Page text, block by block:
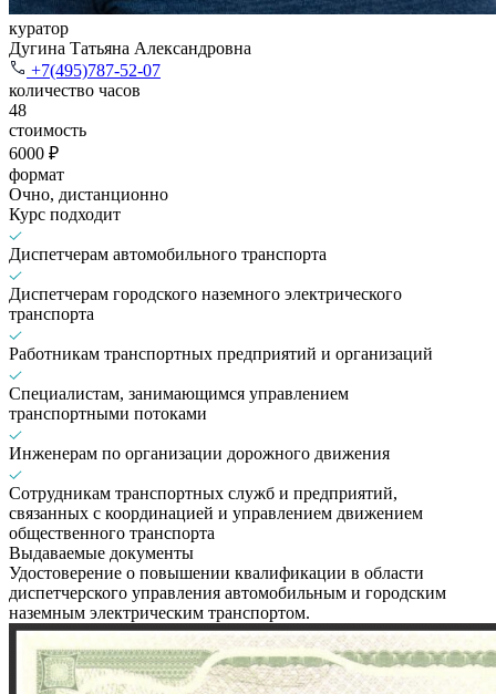
куратор
Дугина Татьяна Александровна
+7(495)787-52-07
количество часов
48
стоимость
6000 ₽
формат
Очно, дистанционно
Курс подходит
Диспетчерам автомобильного транспорта
Диспетчерам городского наземного электрического
транспорта
Работникам транспортных предприятий и организаций
Специалистам, занимающимся управлением
транспортными потоками
Инженерам по организации дорожного движения
Сотрудникам транспортных служб и предприятий,
связанных с координацией и управлением движением
общественного транспорта
Выдаваемые документы
Удостоверение о повышении квалификации в области
диспетчерского управления автомобильным и городским
наземным электрическим транспортом.